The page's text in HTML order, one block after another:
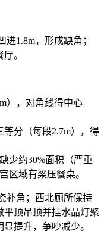
1.8m，形成缺角；
。
），对角线得中心
等分（每段2.7m），得
少约30%面积（严重
区域有梁压餐桌。
补角；西北厕所保持
顶吊顶并挂水晶灯聚
提升，争吵减少。